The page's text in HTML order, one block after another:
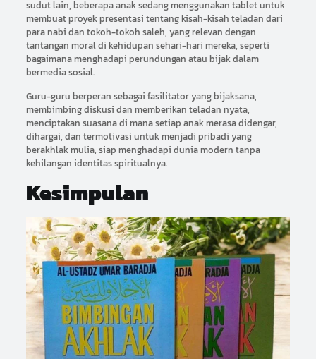
sudut lain, beberapa anak sedang menggunakan tablet untuk
membuat proyek presentasi tentang kisah-kisah teladan dari
para nabi dan tokoh-tokoh saleh, yang relevan dengan
tantangan moral di kehidupan sehari-hari mereka, seperti
bagaimana menghadapi perundungan atau bijak dalam
bermedia sosial.
Guru-guru berperan sebagai fasilitator yang bijaksana,
membimbing diskusi dan memberikan teladan nyata,
menciptakan suasana di mana setiap anak merasa didengar,
dihargai, dan termotivasi untuk menjadi pribadi yang
berakhlak mulia, siap menghadapi dunia modern tanpa
kehilangan identitas spiritualnya.
Kesimpulan